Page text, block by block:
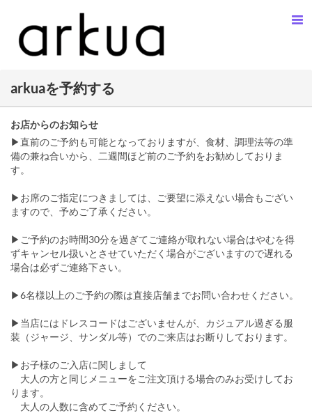
arkuaを予約する
お店からのお知らせ
▶直前のご予約も可能となっておりますが、食材、調理法等の準
備の兼ね合いから、二週間ほど前のご予約をお勧めしておりま
す。
▶お席のご指定につきましては、ご要望に添えない場合もござい
ますので、予めご了承ください。
▶ご予約のお時間30分を過ぎてご連絡が取れない場合はやむを得
ずキャンセル扱いとさせていただく場合がございますので遅れる
場合は必ずご連絡下さい。
▶6名様以上のご予約の際は直接店舗までお問い合わせください。
▶当店にはドレスコードはございませんが、カジュアル過ぎる服
装（ジャージ、サンダル等）でのご来店はお断りしております。
▶お子様のご入店に関しまして
大人の方と同じメニューをご注文頂ける場合のみお受けしてお
ります。
大人の人数に含めてご予約ください。